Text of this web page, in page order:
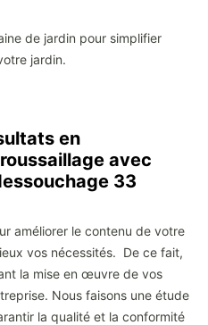
de jardin pour simplifier
jardin.
en
avec
33
améliorer le contenu de votre
vos nécessités. De ce fait,
la mise en œuvre de vos
Nous faisons une étude
la qualité et la conformité